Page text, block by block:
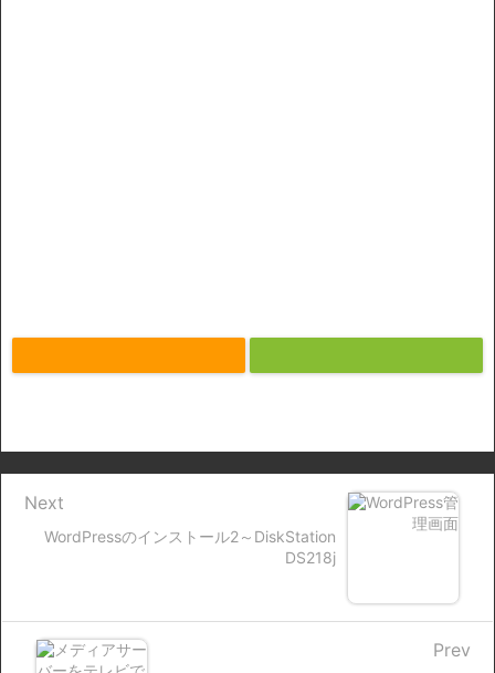
WordPressのインストール2～DiskStation
DS218j
Next
Prev